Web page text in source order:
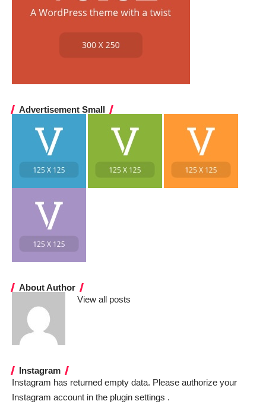
Advertisement Small
About Author
View all posts
Instagram
Instagram has returned empty data. Please authorize your
Instagram account in the plugin settings .